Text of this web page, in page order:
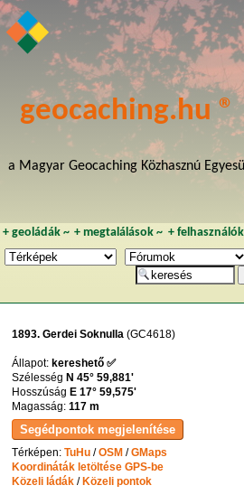
geocaching.hu ®
a Magyar Geocaching Közhasznú
+ geoládák~ +megtalálások ~ + felhasználók
1893. Gerdei Soknulla (GC4618)
Állapot:kereshető ✅
SzélességN 45° 59,881'
HosszúságE 17° 59,575'
Magasság:117 m
Térképen:TuHu /OSM /GMaps
Koordináták letöltése GPS-be
Közeli ládák /Közeli pontok